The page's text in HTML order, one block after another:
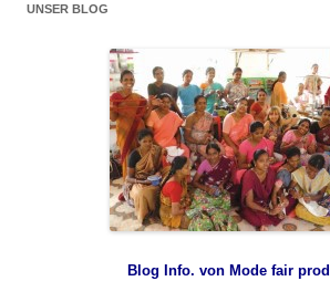
UNSER BLOG
Blog Info. von Mode fair